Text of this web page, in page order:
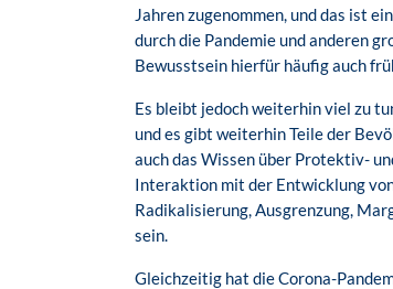
Jahren zugenommen, und das ist
durch die Pandemie und anderen
Bewusstsein hierfür häufig auch
Es bleibt jedoch weiterhin viel zu
und es gibt weiterhin Teile der
auch das Wissen über Protektiv-
Interaktion mit der Entwicklung
Radikalisierung, Ausgrenzung,
sein.
Gleichzeitig hat die Corona-